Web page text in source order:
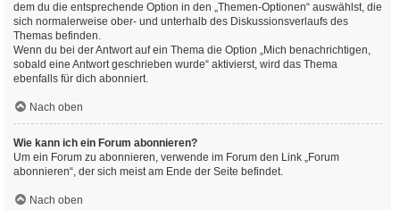
dem du die entsprechende Option in den „Themen-Optionen“ auswählst, die
sich normalerweise ober- und unterhalb des Diskussionsverlaufs des
Themas befinden.
Wenn du bei der Antwort auf ein Thema die Option „Mich benachrichtigen,
sobald eine Antwort geschrieben wurde“ aktivierst, wird das Thema
ebenfalls für dich abonniert.
Nach oben
Wie kann ich ein Forum abonnieren?
Um ein Forum zu abonnieren, verwende im Forum den Link „Forum
abonnieren“, der sich meist am Ende der Seite befindet.
Nach oben